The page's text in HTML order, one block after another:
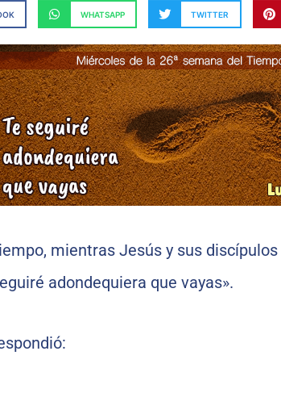
WHATSAPP TWITTER
mientras Jesús y sus
adondequiera que vayas».